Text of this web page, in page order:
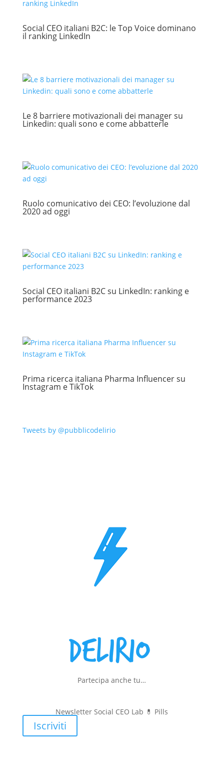
Social CEO italiani B2C: le Top Voice dominano
il ranking LinkedIn
Le 8 barriere motivazionali dei manager su
Linkedin: quali sono e come abbatterle
Ruolo comunicativo dei CEO: l’evoluzione dal
2020 ad oggi
Social CEO italiani B2C su LinkedIn: ranking e
performance 2023
Prima ricerca italiana Pharma Influencer su
Instagram e TikTok
Tweets by @pubblicodelirio
Partecipa anche tu…
Newsletter Social CEO Lab 💊 Pills
Iscriviti